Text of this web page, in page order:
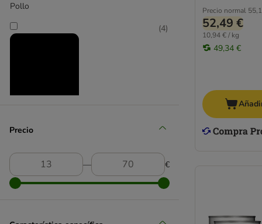
Burns
Calibra
Dog´s Love
Fleischeslust
Forza 10
Friskies
Pollo
(4)
Precio
― €
Precio normal
52,49 €
10,94 € / kg
49,34 €